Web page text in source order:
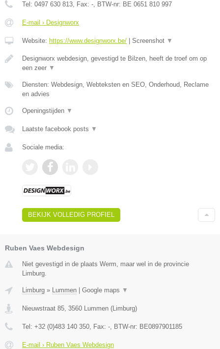
Tel: 0497 630 813, Fax: -, BTW-nr: BE 0651 810 997
E-mail › Designworx
Website: https://www.designworx.be/ Screenshot ▼
Designworx webdesign, gevestigd te Bilzen, heeft de troef om op
een zeer ▼
Diensten: Webdesign, Webteksten en SEO, Onderhoud, Reclame
en advies
Openingstijden ▼
Laatste facebook posts ▼
Sociale media:
BEKIJK VOLLEDIG PROFIEL
Ruben Vaes Webdesign
Niet gevestigd in de plaats Werm, maar wel in de provincie
Limburg.
Limburg » Lummen | Google maps ▼
Nieuwstraat 85 3560 Lummen (Limburg)
Tel: +32 (0)483 140 350 , Fax: - , BTW-nr: BE0897901185
E-mail › Ruben Vaes Webdesign